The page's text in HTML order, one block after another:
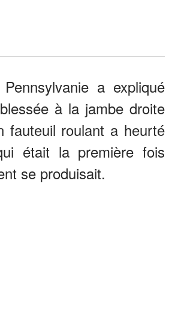
a expliqué
à la jambe droite
fauteuil roulant a heurté
était la première fois
se produisait.